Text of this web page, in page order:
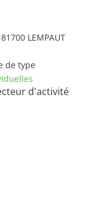
LEMPAUT
de type
d'activité